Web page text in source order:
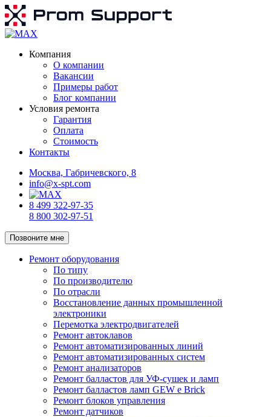
Компания
О компании
Вакансии
Примеры работ
Блог компании
Условия ремонта
Гарантия
Оплата
Стоимость
Контакты
Москва, Габричевского, 8
info@x-spt.com
8 499 322-97-35
8 800 302-97-51
Позвоните мне
Ремонт оборудования
По типу
По производителю
По отрасли
Восстановление данных промышленной
электроники
Перемотка электродвигателей
Ремонт автоклавов
Ремонт автоматизированных линий
Ремонт автоматизированных систем
Ремонт анализаторов
Ремонт балластов для УФ-сушек и ламп
Ремонт балластов ламп GEW e Brick
Ремонт блоков управления
Ремонт датчиков